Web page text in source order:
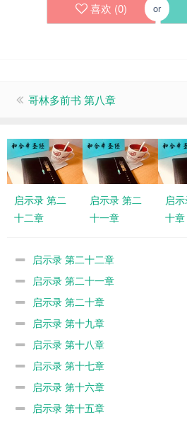
喜欢 (0) or
哥林多前书 第八章
启示录 第二
十二章
启示录 第二
十一章
启
十章
启示录 第二十二章
启示录 第二十一章
启示录 第二十章
启示录 第十九章
启示录 第十八章
启示录 第十七章
启示录 第十六章
启示录 第十五章